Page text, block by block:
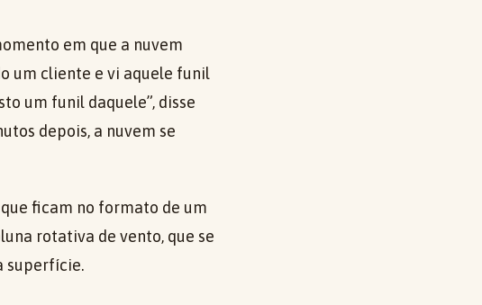
em que a nuvem
um cliente e vi aquele funil
um funil daquele”, disse
depois, a nuvem se
ficam no formato de um
rotativa de vento, que se
superfície.